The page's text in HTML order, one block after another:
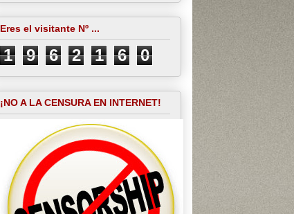
Eres el visitante Nº ...
1 9 6 2 1 6 0
¡NO A LA CENSURA EN INTERNET!